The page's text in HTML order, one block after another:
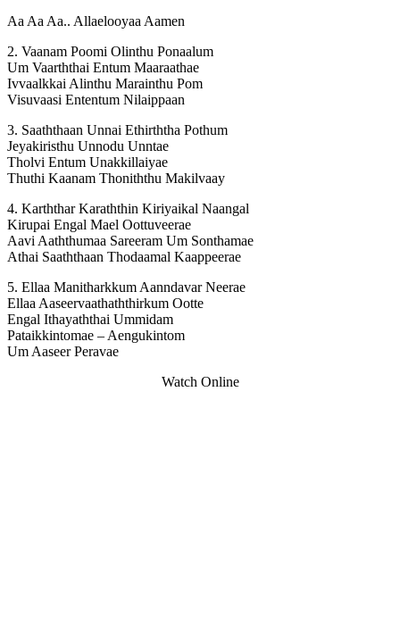
Aa Aa Aa.. Allaelooyaa Aamen
2. Vaanam Poomi Olinthu Ponaalum
Um Vaarththai Entum Maaraathae
Ivvaalkkai Alinthu Marainthu Pom
Visuvaasi Ententum Nilaippaan
3. Saaththaan Unnai Ethirththa Pothum
Jeyakiristhu Unnodu Unntae
Tholvi Entum Unakkillaiyae
Thuthi Kaanam Thoniththu Makilvaay
4. Karththar Karaththin Kiriyaikal Naangal
Kirupai Engal Mael Oottuveerae
Aavi Aaththumaa Sareeram Um Sonthamae
Athai Saaththaan Thodaamal Kaappeerae
5. Ellaa Manitharkkum Aanndavar Neerae
Ellaa Aaseervaathaththirkum Ootte
Engal Ithayaththai Ummidam
Pataikkintomae – Aengukintom
Um Aaseer Peravae
Watch Online